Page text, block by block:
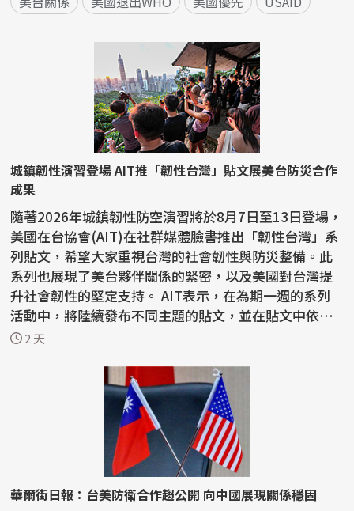
城鎮韌性演習登場 AIT推「韌性台灣」貼文展美台防災合作
成果
隨著2026年城鎮韌性防空演習將於8月7日至13日登場，
美國在台協會(AIT)在社群媒體臉書推出「韌性台灣」系
列貼文，希望大家重視台灣的社會韌性與防災整備。此
系列也展現了美台夥伴關係的緊密，以及美國對台灣提
升社會韌性的堅定支持。 AIT表示，在為期一週的系列
活動中，將陸續發布不同主題的貼文，並在貼文中依不
同主...
2 天
華爾街日報：台美防衛合作趨公開 向中國展現關係穩固